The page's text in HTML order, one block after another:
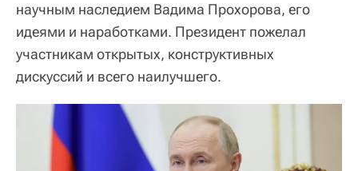
научным наследием Вадима Прохорова, его
идеями и наработками. Президент пожелал
участникам открытых, конструктивных
дискуссий и всего наилучшего.